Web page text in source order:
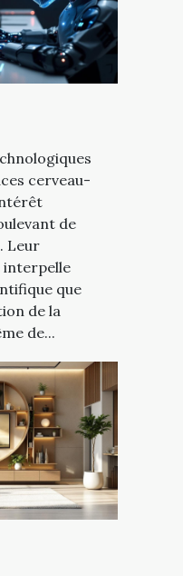
cerveau-
de
Leur
interpelle
que
de la
de...